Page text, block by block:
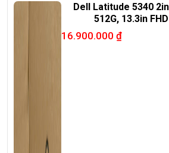
<<< Tất cả sản phẩm Laptop Triều
hãng check! >>>
Dell Latitude 5340
512G, 13.3in
16.900.000 ₫